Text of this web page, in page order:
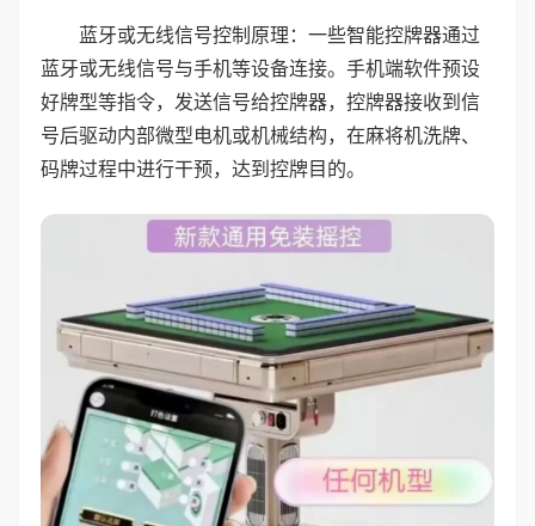
蓝牙或无线信号控制原理：一些智能控牌器通过
蓝牙或无线信号与手机等设备连接。手机端软件预设
好牌型等指令，发送信号给控牌器，控牌器接收到信
号后驱动内部微型电机或机械结构，在麻将机洗牌、
码牌过程中进行干预，达到控牌目的。